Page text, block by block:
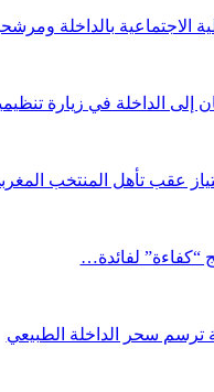
الاجتماعية بالداخلة
الداخلة في زيارة
عقب تأهل المنتخب
“كفاءة” لفائدة…
ترسم سحر الداخلة الطبيعي